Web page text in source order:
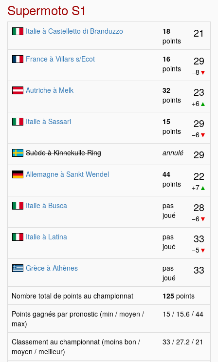
Supermoto S1
Italie à Castelletto di Branduzzo
18
points
21
France à Villars s/Ecot
16
points
29
−8 ▼
Autriche à Melk
32
points
23
+6▲
Italie à Sassari
15
points
29
−6▼
Suède à Kinnekulle Ring
annulé 29
Allemagne à Sankt Wendel
44
points
22
+7▲
Italie à Busca
pas
joué
28
−6▼
Italie à Latina
pas
joué
33
−5▼
Grèce à Athènes
pas
joué
33
Nombre total de points au championnat 125 points
Points gagnés par pronostic (min / moyen /
max)
15 / 15.6 / 44
Classement au championnat (moins bon /
moyen / meilleur)
33 / 27.2 / 21